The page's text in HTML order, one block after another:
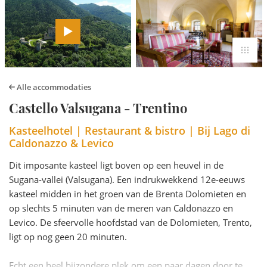
Alle accommodaties
Castello Valsugana - Trentino
Kasteelhotel | Restaurant & bistro | Bij Lago di
Caldonazzo & Levico
Dit imposante kasteel ligt boven op een heuvel in de
Sugana-vallei (Valsugana). Een indrukwekkend 12e-eeuws
kasteel midden in het groen van de Brenta Dolomieten en
op slechts 5 minuten van de meren van Caldonazzo en
Levico. De sfeervolle hoofdstad van de Dolomieten, Trento,
ligt op nog geen 20 minuten.